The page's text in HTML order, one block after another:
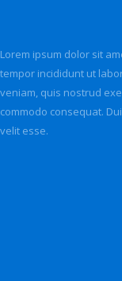
SEARCH SITE
Lorem ipsum dolor sit
tempor incididunt ut
veniam, quis nostrud
commodo consequat.
velit esse.